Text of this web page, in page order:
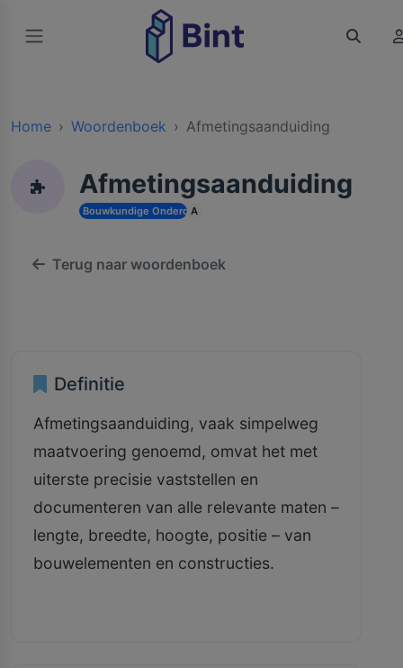
Home Woordenboek Afmetingsaanduiding
Afmetingsaanduiding
Bouwkundige Onderdelen en Toebehoren
A
Terug naar woordenboek
Definitie
Afmetingsaanduiding, vaak simpelweg
maatvoering genoemd, omvat het met
uiterste precisie vaststellen en
documenteren van alle relevante maten –
lengte, breedte, hoogte, positie – van
bouwelementen en constructies.